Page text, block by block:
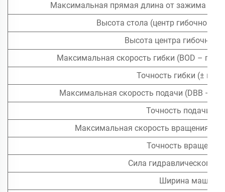
Максимальная прямая длина от зажима до
Высота стола (центр гибочного
Высота центра гибочного
Максимальная скорость гибки (BOD –
Точность гибки (± мм
Максимальная скорость подачи (DBB –
Точность подачи (±
Максимальная скорость вращения
Точность вращения
Сила гидравлического
Ширина машины